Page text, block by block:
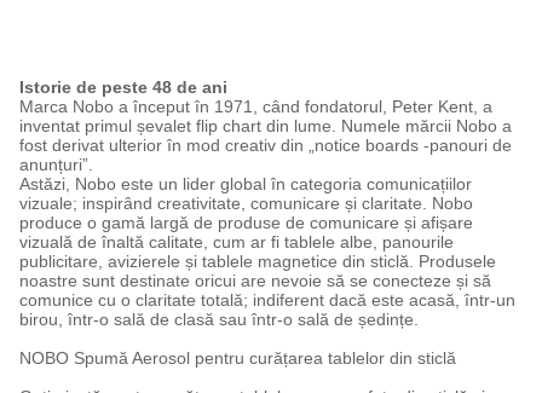
Istorie de peste 48 de ani
Marca Nobo a început în 1971, când fondatorul, Peter Kent, a
inventat primul șevalet flip chart din lume. Numele mărcii Nobo a
fost derivat ulterior în mod creativ din „notice boards -panouri de
anunțuri”.
Astăzi, Nobo este un lider global în categoria comunicațiilor
vizuale; inspirând creativitate, comunicare și claritate. Nobo
produce o gamă largă de produse de comunicare și afișare
vizuală de înaltă calitate, cum ar fi tablele albe, panourile
publicitare, avizierele și tablele magnetice din sticlă. Produsele
noastre sunt destinate oricui are nevoie să se conecteze și să
comunice cu o claritate totală; indiferent dacă este acasă, într-un
birou, într-o sală de clasă sau într-o sală de ședințe.
NOBO Spumă Aerosol pentru curățarea tablelor din sticlă